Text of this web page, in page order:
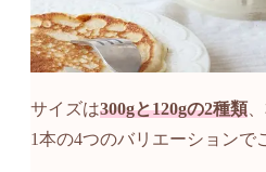
サイズは300gと120gの2種類
1本の4つのバリエーションで